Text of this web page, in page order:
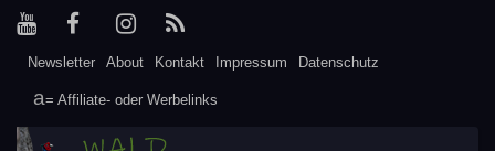
Newsletter About Kontakt Impressum Datenschutz
= Affiliate- oder Werbelinks